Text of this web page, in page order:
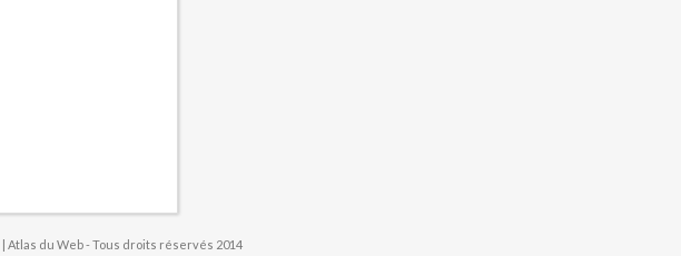
| Atlas du Web - Tous droits réservés 2014